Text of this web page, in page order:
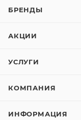
БРЕНДЫ
АКЦИИ
УСЛУГИ
КОМПАНИЯ
ИНФОРМАЦИЯ